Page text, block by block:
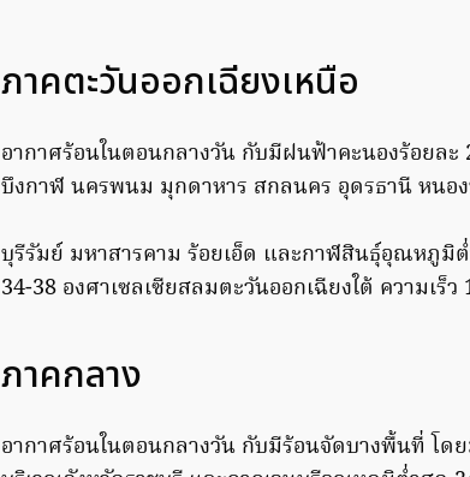
ภาคตะวันออกเฉียงเหนือ
อากาศร้อนในตอนกลางวัน กับมีฝนฟ้าคะนองร้อยล
บึงกาฬ นครพนม มุกดาหาร สกลนคร อุดรธานี หนอ
บุรีรัมย์ มหาสารคาม ร้อยเอ็ด และกาฬสินธุ์อุณหภูมิ
34-38 องศาเซลเซียสลมตะวันออกเฉียงใต้ ความเร็
ภาคกลาง
อากาศร้อนในตอนกลางวัน กับมีร้อนจัดบางพื้นที่ โ